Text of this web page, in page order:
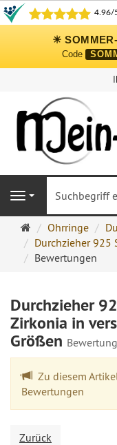
☀
Code
Navigation
Ohrringe
Ohrstecker
Onlineshop
Ohrringe
Durchzieher 925
Bewertungen
Durchzieher
Zirkonia in
Größen
Zu diesem
Bewertungen
Zurück